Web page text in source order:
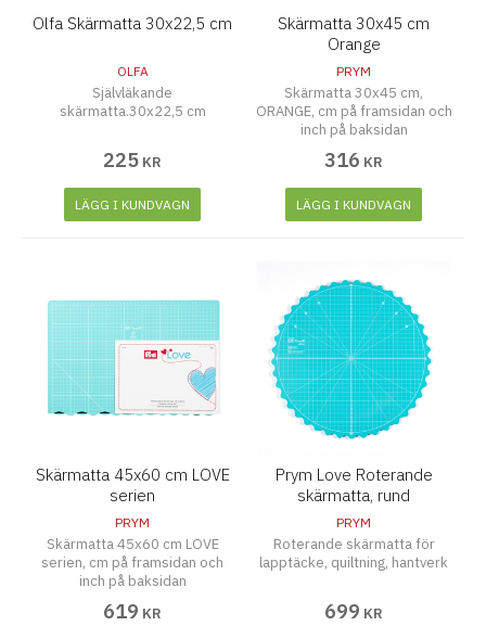
Olfa Skärmatta 30x22,5 cm
OLFA
Självläkande
skärmatta.30x22,5 cm
225 KR
LÄGG I KUNDVAGN
Skärmatta 30x45 cm
Orange
PRYM
Skärmatta 30x45 cm,
ORANGE, cm på framsidan och
inch på baksidan
316 KR
LÄGG I KUNDVAGN
Skärmatta 45x60 cm LOVE
serien
PRYM
Skärmatta 45x60 cm LOVE
serien, cm på framsidan och
inch på baksidan
619 KR
Prym Love Roterande
skärmatta, rund
PRYM
Roterande skärmatta för
lapptäcke, quiltning, hantverk
699 KR